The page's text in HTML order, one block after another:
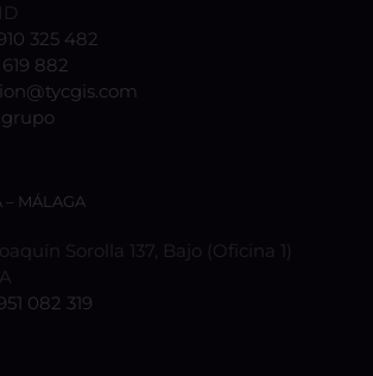
325 482
882
– MÁLAGA
Sorolla 137, Bajo (Oficina 1)
082 319